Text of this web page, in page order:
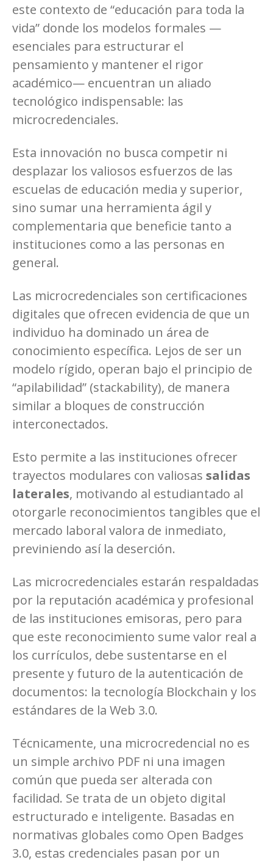
este contexto de “educación para toda la
vida” donde los modelos formales —
esenciales para estructurar el
pensamiento y mantener el rigor
académico— encuentran un aliado
tecnológico indispensable: las
microcredenciales.
Esta innovación no busca competir ni
desplazar los valiosos esfuerzos de las
escuelas de educación media y superior,
sino sumar una herramienta ágil y
complementaria que beneficie tanto a
instituciones como a las personas en
general.
Las microcredenciales son certificaciones
digitales que ofrecen evidencia de que un
individuo ha dominado un área de
conocimiento específica. Lejos de ser un
modelo rígido, operan bajo el principio de
“apilabilidad” (stackability), de manera
similar a bloques de construcción
interconectados.
Esto permite a las instituciones ofrecer
trayectos modulares con valiosas salidas
laterales, motivando al estudiantado al
otorgarle reconocimientos tangibles que el
mercado laboral valora de inmediato,
previniendo así la deserción.
Las microcredenciales estarán respaldadas
por la reputación académica y profesional
de las instituciones emisoras, pero para
que este reconocimiento sume valor real a
los currículos, debe sustentarse en el
presente y futuro de la autenticación de
documentos: la tecnología Blockchain y los
estándares de la Web 3.0.
Técnicamente, una microcredencial no es
un simple archivo PDF ni una imagen
común que pueda ser alterada con
facilidad. Se trata de un objeto digital
estructurado e inteligente. Basadas en
normativas globales como Open Badges
3.0, estas credenciales pasan por un